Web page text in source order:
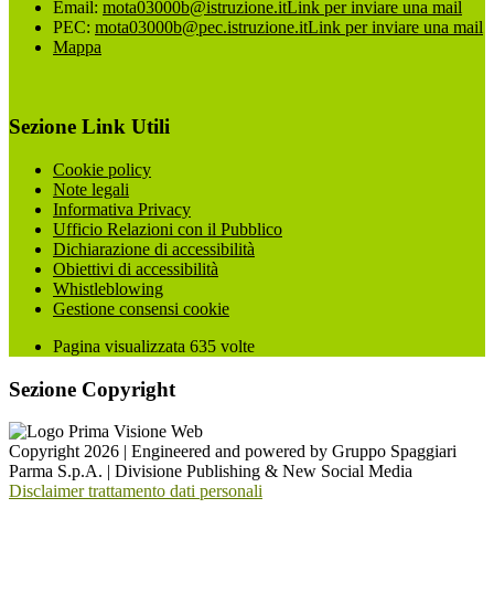
Email: mota03000b@istruzione.itLink per inviare una mail
PEC: mota03000b@pec.istruzione.itLink per inviare una mail
Mappa
Sezione Link Utili
Cookie policy
Note legali
Informativa Privacy
Ufficio Relazioni con il Pubblico
Dichiarazione di accessibilità
Obiettivi di accessibilità
Whistleblowing
Gestione consensi cookie
Pagina visualizzata 635 volte
Sezione Copyright
Copyright 2026 | Engineered and powered by Gruppo Spaggiari
Parma S.p.A. | Divisione Publishing & New Social Media
Disclaimer trattamento dati personali